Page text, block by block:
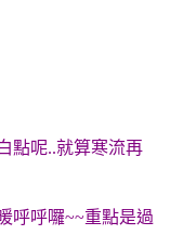
點呢..就算寒流再
呼呼囉~~重點是過